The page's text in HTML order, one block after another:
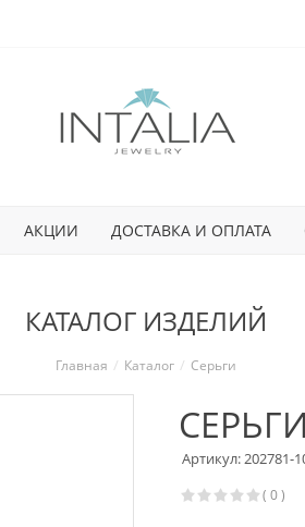
АКЦИИ ДОСТАВКА И ОПЛАТА
КАТАЛОГ ИЗДЕЛИЙ
Главная Каталог Серьги
СЕРЬГИ
Артикул: 202781-
( 0 )